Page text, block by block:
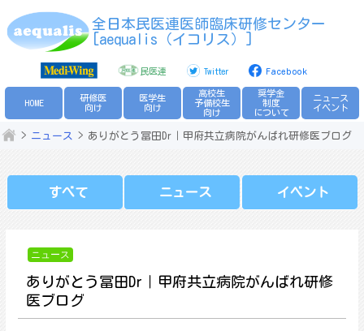
to
全日本民医連医師臨床研修センター
[aequalis（イコリス）]
民医連 Twitter Facebook
HOME
研修医
向け
医学生
向け
高校生
予備校生
向け
奨学金
制度
について
ニュース
イベント
ニュース ありがとう冨田Dr｜甲府共立病院がんばれ研修医ブログ
すべて ニュース イベント
ニュース
ありがとう冨田Dr｜甲府共立病院がんばれ研修
医ブログ